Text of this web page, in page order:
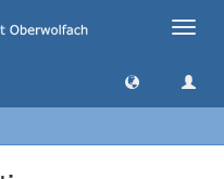
Toggle